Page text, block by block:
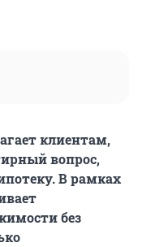
клиентам,
вопрос,
В рамках
без